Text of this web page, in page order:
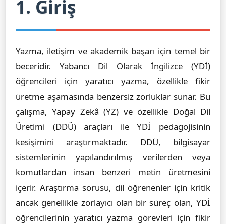
1. Giriş
Yazma, iletişim ve akademik başarı için temel bir
beceridir. Yabancı Dil Olarak İngilizce (YDİ)
öğrencileri için yaratıcı yazma, özellikle fikir
üretme aşamasında benzersiz zorluklar sunar. Bu
çalışma, Yapay Zekâ (YZ) ve özellikle Doğal Dil
Üretimi (DDÜ) araçları ile YDİ pedagojisinin
kesişimini araştırmaktadır. DDÜ, bilgisayar
sistemlerinin yapılandırılmış verilerden veya
komutlardan insan benzeri metin üretmesini
içerir. Araştırma sorusu, dil öğrenenler için kritik
ancak genellikle zorlayıcı olan bir süreç olan, YDİ
öğrencilerinin yaratıcı yazma görevleri için fikir